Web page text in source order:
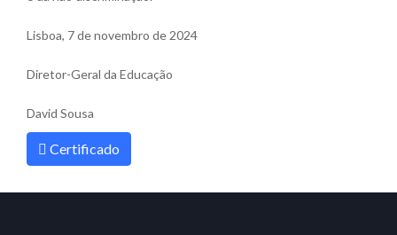
Lisboa, 7 de novembro de 2024
Diretor-Geral da Educação
David Sousa
Certificado